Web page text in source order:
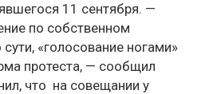
11 сентября. —
по собственном
«голосование ногами»
протеста, — сообщил
что на совещании у